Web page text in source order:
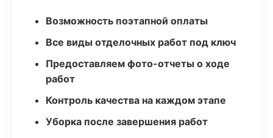
Возможность поэтапной оплаты
Все виды отделочных работ под ключ
Предоставляем фото-отчеты о ходе
работ
Контроль качества на каждом этапе
Уборка после завершения работ